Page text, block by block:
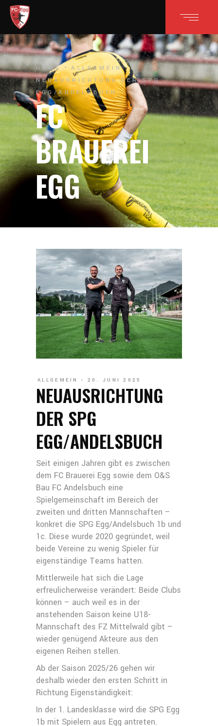
HOME
ALLGEMEIN
NEUAUSRICHTUNG DER SPG
EGG/ANDELSBUCH
FC
BRAUEREI
EGG
ALLGEMEIN 20. JUNI 2025
NEUAUSRICHTUNG
DER SPG
EGG/ANDELSBUCH
Seit einigen Jahren gibt es zwischen
dem FC Brauerei Egg sowie dem O&S
Bau FC Andelsbuch eine
Spielgemeinschaft im Bereich der
zweiten und dritten Mannschaften –
konkret die SPG Egg/Andelsbuch 1b und
1c. Diese wurde 2020 gegründet, weil
beide Vereine zu wenig Spieler für
eigenständige Teams hatten.
Mittlerweile hat sich die Lage
erfreulicherweise verändert: Beide Clubs
können – auch weil es in der
anstehenden Saison keine U18-
Mannschaft des FZ Mittelwald gibt –
wieder genügend Akteure aus den
eigenen Reihen stellen.
Ab der Saison 2025/26 gehen wir
deshalb wieder den ersten Schritt in
Richtung Eigenständigkeit:
In der 1. Landesklasse wird die SPG Egg
1b mit Spielern aus Egg antreten.